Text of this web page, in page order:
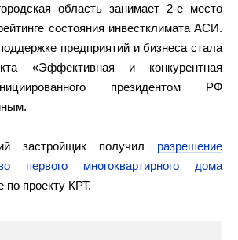
область занимает 2-е место
состояния инвестклимата АСИ.
предприятий и бизнеса стала
«Эффективная и конкурентная
президентом РФ
застройщик получил разрешение
первого многоквартирного дома
по проекту КРТ.